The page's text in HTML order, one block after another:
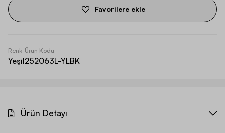
Favorilere ekle
Renk
Yeşil
Ürün Kodu
252063L-YLBK
Ürün Detayı